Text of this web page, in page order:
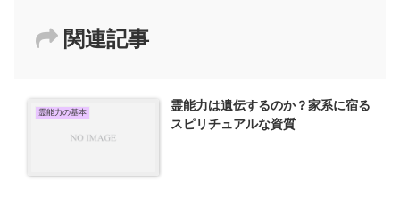
関連記事
霊能力の基本
霊能力は遺伝するのか？家系に宿る
スピリチュアルな資質